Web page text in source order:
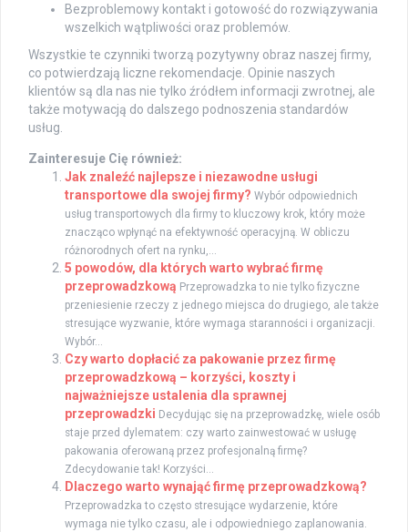
Bezproblemowy kontakt i gotowość do rozwiązywania
wszelkich wątpliwości oraz problemów.
Wszystkie te czynniki tworzą pozytywny obraz naszej firmy,
co potwierdzają liczne rekomendacje. Opinie naszych
klientów są dla nas nie tylko źródłem informacji zwrotnej, ale
także motywacją do dalszego podnoszenia standardów
usług.
Zainteresuje Cię również:
Jak znaleźć najlepsze i niezawodne usługi
transportowe dla swojej firmy? Wybór odpowiednich
usług transportowych dla firmy to kluczowy krok, który może
znacząco wpłynąć na efektywność operacyjną. W obliczu
różnorodnych ofert na rynku,...
5 powodów, dla których warto wybrać firmę
przeprowadzkową Przeprowadzka to nie tylko fizyczne
przeniesienie rzeczy z jednego miejsca do drugiego, ale także
stresujące wyzwanie, które wymaga staranności i organizacji.
Wybór...
Czy warto dopłacić za pakowanie przez firmę
przeprowadzkową – korzyści, koszty i
najważniejsze ustalenia dla sprawnej
przeprowadzki Decydując się na przeprowadzkę, wiele osób
staje przed dylematem: czy warto zainwestować w usługę
pakowania oferowaną przez profesjonalną firmę?
Zdecydowanie tak! Korzyści...
Dlaczego warto wynająć firmę przeprowadzkową?
Przeprowadzka to często stresujące wydarzenie, które
wymaga nie tylko czasu, ale i odpowiedniego zaplanowania.